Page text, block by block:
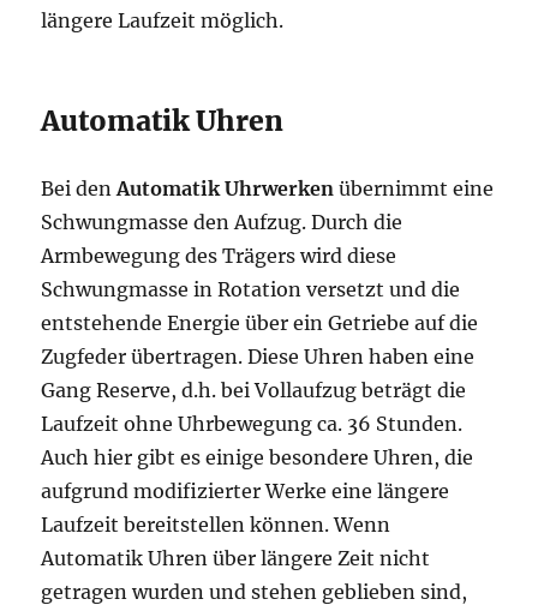
längere Laufzeit möglich.
Automatik Uhren
Bei denAutomatik Uhrwerken übernimmt eine
Schwungmasse den Aufzug. Durch die
Armbewegung des Trägers wird diese
Schwungmasse in Rotation versetzt und die
entstehende Energie über ein Getriebe auf die
Zugfeder übertragen. Diese Uhren haben eine
Gang Reserve, d.h. bei Vollaufzug beträgt die
Laufzeit ohne Uhrbewegung ca. 36 Stunden.
Auch hier gibt es einige besondere Uhren, die
aufgrund modifizierter Werke eine längere
Laufzeit bereitstellen können. Wenn
Automatik Uhren über längere Zeit nicht
getragen wurden und stehen geblieben sind,